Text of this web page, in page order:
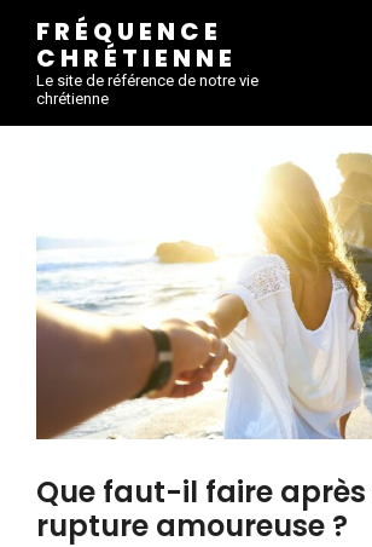
FRÉQUENCE
CHRÉTIENNE
Le site de référence de notre vie
chrétienne
Que faut-il faire après
rupture amoureuse ?